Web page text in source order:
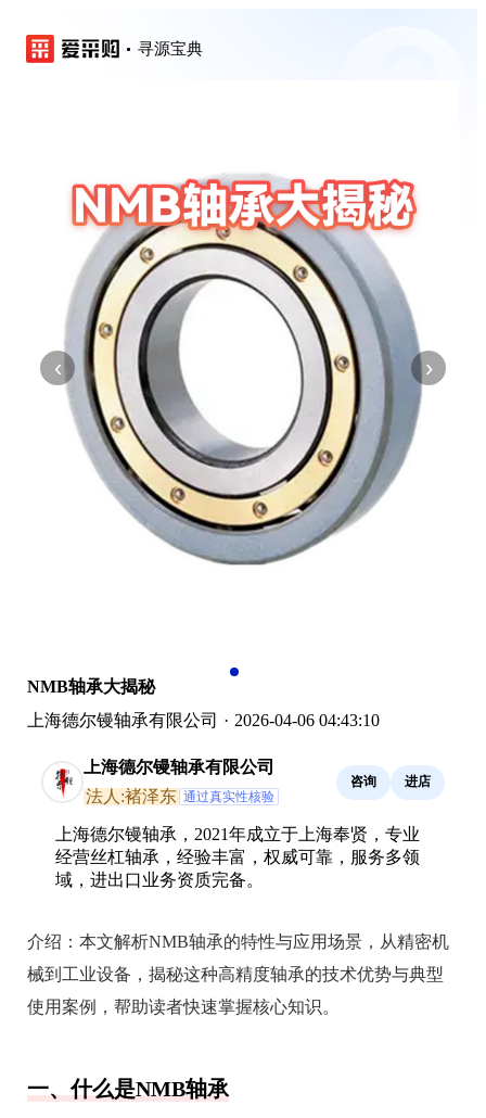
寻源宝典
‹ ›
NMB轴承大揭秘
上海德尔镘轴承有限公司 · 2026-04-06 04:43:10
上海德尔镘轴承有限公司
法人:褚泽东 通过真实性核验
咨询 进店
上海德尔镘轴承，2021年成立于上海奉贤，专业
经营丝杠轴承，经验丰富，权威可靠，服务多领
域，进出口业务资质完备。
介绍： 本文解析NMB轴承的特性与应用场景，从精密机
械到工业设备，揭秘这种高精度轴承的技术优势与典型
使用案例，帮助读者快速掌握核心知识。
一、什么是NMB轴承